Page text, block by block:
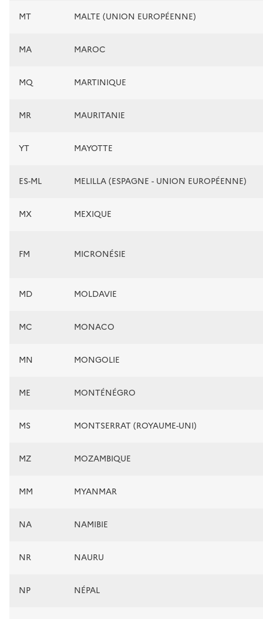
MT MALTE (UNION EUROPÉENNE)
MA MAROC
MQ MARTINIQUE
MR MAURITANIE
YT MAYOTTE
ES-ML MELILLA (ESPAGNE - UNION EUROPÉENNE)
MX MEXIQUE
FM MICRONÉSIE
MD MOLDAVIE
MC MONACO
MN MONGOLIE
ME MONTÉNÉGRO
MS MONTSERRAT (ROYAUME-UNI)
MZ MOZAMBIQUE
MM MYANMAR
NA NAMIBIE
NR NAURU
NP NÉPAL